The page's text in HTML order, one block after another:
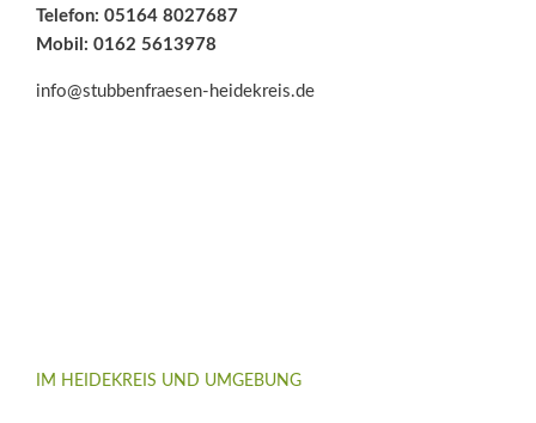
Telefon: 05164 8027687
Mobil: 0162 5613978
info@stubbenfraesen-heidekreis.de
IM HEIDEKREIS UND UMGEBUNG